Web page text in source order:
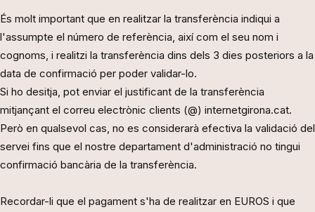
És molt important que en realitzar la transferència indiqui a
l'assumpte el número de referència, així com el seu nom i
cognoms, i realitzi la transferència dins dels 3 dies posteriors a la
data de confirmació per poder validar-lo.
Si ho desitja, pot enviar el justificant de la transferència
mitjançant el correu electrònic clients (@) internetgirona.cat.
Però en qualsevol cas, no es considerarà efectiva la validació del
servei fins que el nostre departament d'administració no tingui
confirmació bancària de la transferència.
Recordar-li que el pagament s'ha de realitzar en EUROS i que